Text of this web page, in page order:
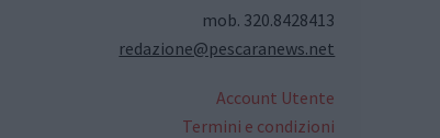
mob. 320.8428413
redazione@pescaranews.net
Account Utente
Termini e condizioni